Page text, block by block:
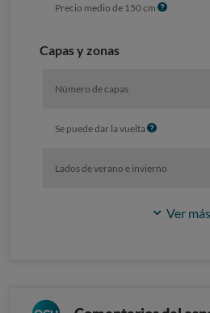
o
Precio medio de 150 cm I
Capas y zonas
Número de capas
Se puede dar la vueltaI
o
Lados de verano e invierno
Ver más